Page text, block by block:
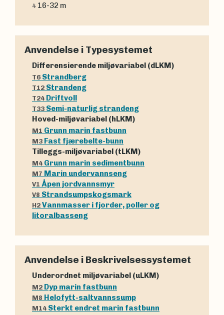
4 16-32 m
Anvendelse i Typesystemet
Differensierende miljøvariabel (dLKM)
T6 Strandberg
T12 Strandeng
T24 Driftvoll
T33 Semi-naturlig strandeng
Hoved-miljøvariabel (hLKM)
M1 Grunn marin fastbunn
M3 Fast fjærebelte-bunn
Tilleggs-miljøvariabel (tLKM)
M4 Grunn marin sedimentbunn
M7 Marin undervannseng
V1 Åpen jordvannsmyr
V8 Strandsumpskogsmark
H2 Vannmasser i fjorder, poller og
litoralbasseng
Anvendelse i Beskrivelsessystemet
Underordnet miljøvariabel (uLKM)
M2 Dyp marin fastbunn
M8 Helofytt-saltvannssump
M14 Sterkt endret marin fastbunn